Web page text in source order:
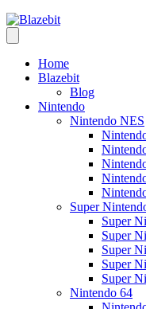
Home
Blazebit
Blog
Nintendo
Nintendo NES
Super
Super
Super
Super
Super
Super
Nintendo 64